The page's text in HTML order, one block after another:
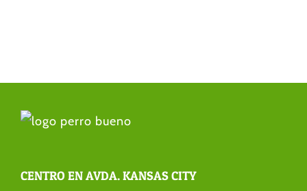
CENTRO EN AVDA. KANSAS CITY